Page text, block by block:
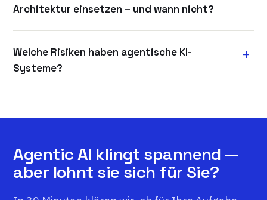
Architektur einsetzen – und wann nicht?
Welche Risiken haben agentische KI-
Systeme?
Agentic AI klingt spannend —
aber lohnt sie sich für Sie?